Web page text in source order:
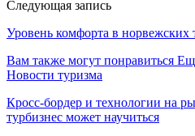
Следующая запись
Уровень комфорта в норвежских
Вам также могут понравиться
Новости туризма
Кросс-бордер и технологии на
турбизнес может научиться